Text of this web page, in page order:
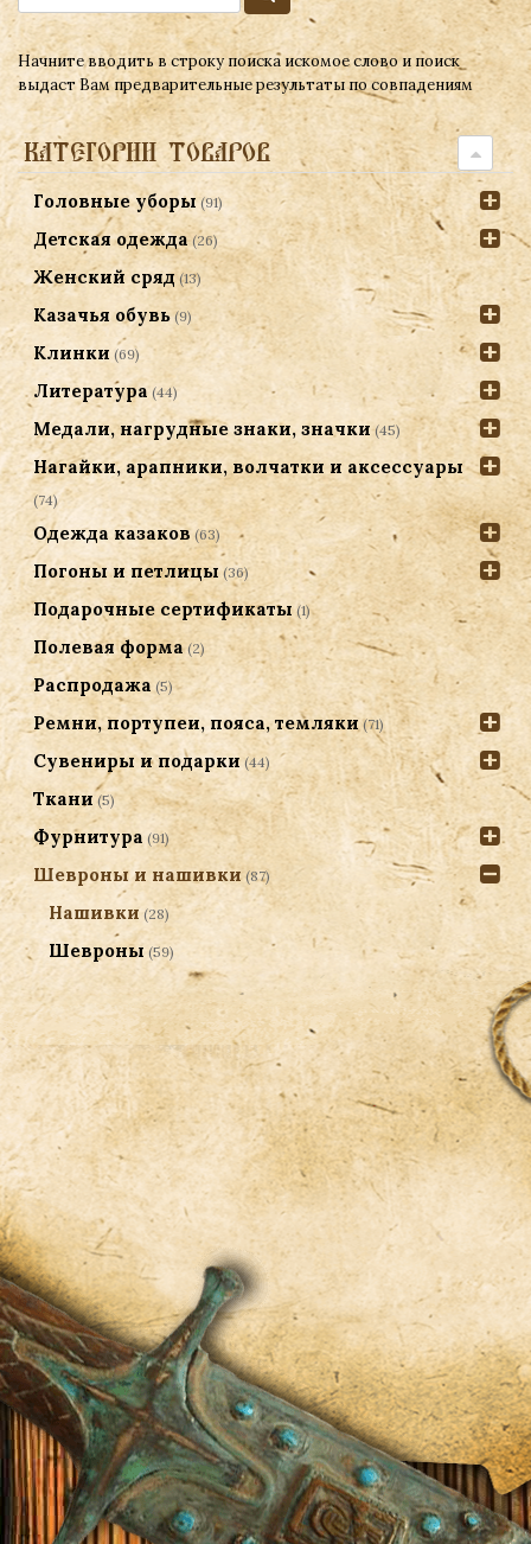
Начните вводить в строку поиска искомое слово и поиск
выдаст Вам предварительные результаты по совпадениям
КАТЕГОРИИ ТОВАРОВ
Головные уборы (91)
Детская одежда (26)
Женский сряд (13)
Казачья обувь (9)
Клинки (69)
Литература (44)
Медали, нагрудные знаки, значки (45)
Нагайки, арапники, волчатки и аксессуары
(74)
Одежда казаков (63)
Погоны и петлицы (36)
Подарочные сертификаты (1)
Полевая форма (2)
Распродажа (5)
Ремни, портупеи, пояса, темляки (71)
Сувениры и подарки (44)
Ткани (5)
Фурнитура (91)
Шевроны и нашивки (87)
Нашивки (28)
Шевроны (59)